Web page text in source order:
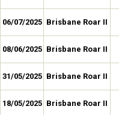
06/07/2025 Brisbane Roar II
08/06/2025 Brisbane Roar II
31/05/2025 Brisbane Roar II
18/05/2025 Brisbane Roar II